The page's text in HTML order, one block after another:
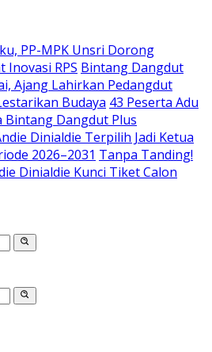
PP-MPK Unsri Dorong
Inovasi RPS Bintang Dangdut
Ajang Lahirkan Pedangdut
Budaya 43 Peserta Adu
Bintang Dangdut Plus
Dinialdie Terpilih Jadi Ketua
2026–2031 Tanpa Tanding!
Dinialdie Kunci Tiket Calon